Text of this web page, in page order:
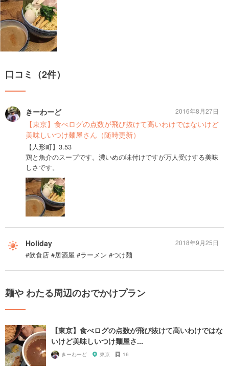
口コミ（2件）
きーわーど
【東京】食べログの点数が飛び抜けて高いわけではないけど
美味しいつけ麺屋さん（随時更新）
【人形町】3.53
鶏と魚介のスープです。濃いめの味付けですが万人受けする美味
しさです。
2016年8月27日
Holiday
#飲食店 #居酒屋 #ラーメン #つけ麺
2018年9月25日
麺や わたる周辺のおでかけプラン
【東京】食べログの点数が飛び抜けて高いわけではな
いけど美味しいつけ麺屋さ...
きーわーど 東京 16